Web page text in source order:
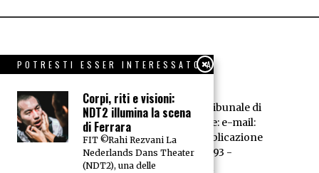
Dance News - Registrazione Tribunale di
Livorno n° 594/95 - Redazione: e-mail:
redazione@dancenews.it
Pubblicazione
dell'A.E.D. P.IVA 01066520493 -
Trattamento dei dati
POTRESTI ESSER INTERESSATO A
Corpi, riti e visioni:
NDT2 illumina la scena
di Ferrara
FIT ©Rahi Rezvani La
Nederlands Dans Theater
(NDT2), una delle